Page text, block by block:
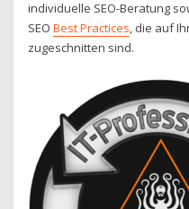
individuelle SEO-Beratung
SEOBest Practices, die auf
zugeschnitten sind.